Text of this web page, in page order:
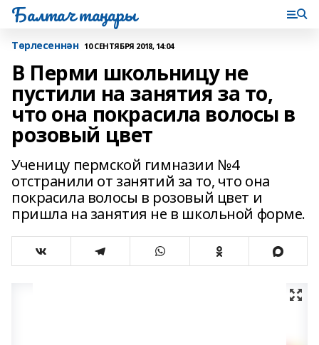
Балтач таңнары
Tөрлесеннән 10 СЕНТЯБРЯ 2018, 14:04
В Перми школьницу не
пустили на занятия за то,
что она покрасила волосы в
розовый цвет
Ученицу пермской гимназии №4
отстранили от занятий за то, что она
покрасила волосы в розовый цвет и
пришла на занятия не в школьной форме.